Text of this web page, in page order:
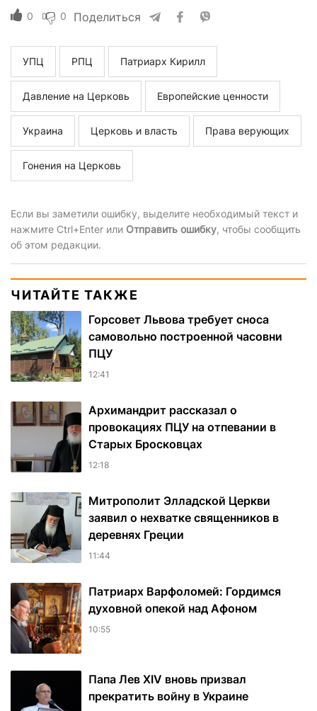
0 0 Поделиться
УПЦ РПЦ Патриарх Кирилл
Давление на Церковь Европейские ценности
Украина Церковь и власть Права верующих
Гонения на Церковь
Если вы заметили ошибку, выделите необходимый текст и
нажмите Ctrl+Enter или Отправить ошибку, чтобы сообщить
об этом редакции.
ЧИТАЙТЕ ТАКЖЕ
Горсовет Львова требует сноса
самовольно построенной часовни
ПЦУ
12:41
Архимандрит рассказал о
провокациях ПЦУ на отпевании в
Старых Бросковцах
12:18
Митрополит Элладской Церкви
заявил о нехватке священников в
деревнях Греции
11:44
Патриарх Варфоломей: Гордимся
духовной опекой над Афоном
10:55
Папа Лев XIV вновь призвал
прекратить войну в Украине